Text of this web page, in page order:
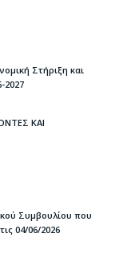
Στήριξη και
2027
ΚΑΙ
Συμβουλίου που
04/06/2026